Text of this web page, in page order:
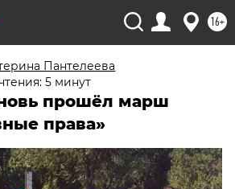
16+
Пантелеева
5 минут
прошёл марш
права»